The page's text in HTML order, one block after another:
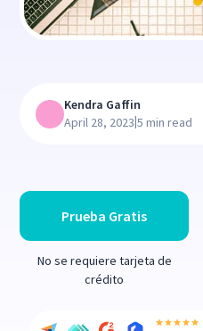
Prueba Gratis
No se requiere tarjeta de
crédito
Kendra Gaffin
April 28, 2023|5 min read